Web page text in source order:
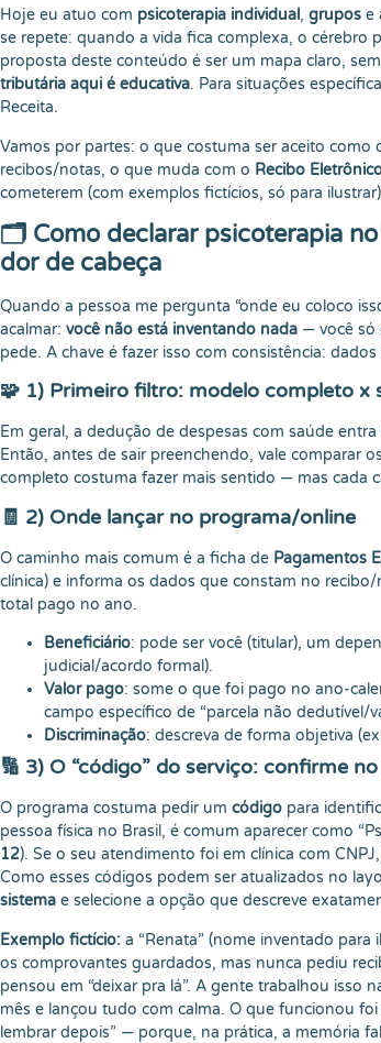
Hoje eu atuo com psicoterapia individual, grupos e
se repete: quando a vida fica complexa, o cérebro
proposta deste conteúdo é ser um mapa claro,
tributária aqui é educativa. Para situações
Receita.
Vamos por partes: o que costuma ser aceito
recibos/notas, o que muda com o Recibo
cometerem (com exemplos fictícios, só para
🗂️ Como declarar psicoterapia
dor de cabeça
Quando a pessoa me pergunta “onde eu coloco
acalmar: você não está inventando nada — você só
pede. A chave é fazer isso com consistência:
🧩 1) Primeiro filtro: modelo completo x
Em geral, a dedução de despesas com saúde entra
Então, antes de sair preenchendo, vale comparar
completo costuma fazer mais sentido — mas cada
🧾 2) Onde lançar no programa/online
O caminho mais comum é a ficha de Pagamentos
clínica) e informa os dados que constam no
total pago no ano.
Beneficiário: pode ser você (titular), um
judicial/acordo formal).
Valor pago: some o que foi pago no ano-
campo específico de “parcela não dedutível/
Discriminação: descreva de forma objetiva
🔢 3) O “código” do serviço: confirme
O programa costuma pedir um código para
pessoa física no Brasil, é comum aparecer como
12). Se o seu atendimento foi em clínica com
Como esses códigos podem ser atualizados no
sistema e selecione a opção que descreve
Exemplo fictício: a “Renata” (nome inventado
os comprovantes guardados, mas nunca pediu
pensou em “deixar pra lá”. A gente trabalhou
mês e lançou tudo com calma. O que funcionou foi
lembrar depois” — porque, na prática, a memória